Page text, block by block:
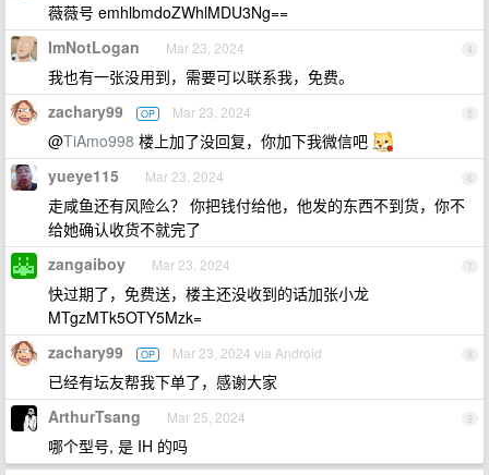
薇薇号 emhlbmdoZWhlMDU3Ng==
4
ImNotLogan Mar 23, 2024
我也有一张没用到，需要可以联系我，免费。
5
zachary99 OP Mar 23, 2024
@TiAmo998 楼上加了没回复，你加下我微信吧
6
yueye115 Mar 23, 2024
走咸鱼还有风险么？ 你把钱付给他，他发的东西不到货，你不
给她确认收货不就完了
7
zangaiboy Mar 23, 2024
快过期了，免费送，楼主还没收到的话加张小龙
MTgzMTk5OTY5Mzk=
8
zachary99 OP Mar 23, 2024 via Android
已经有坛友帮我下单了，感谢大家
9
ArthurTsang Mar 25, 2024
哪个型号, 是 IH 的吗